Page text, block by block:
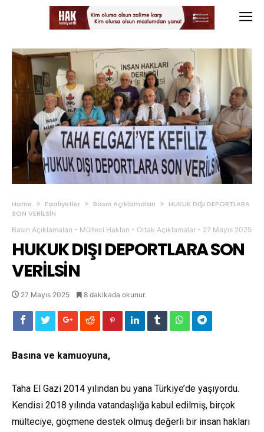
Home Faaliyetler Basın Açıklamaları
HUKUK DIŞI DEPORTLARA
SON VERİLSİN
Basın Açıklamaları - Mülteci Hakları - Ortak Açıklamalar - 27 Mayıs 2025
HUKUK DIŞI DEPORTLARA SON
VERİLSİN
27 Mayıs 2025 8 dakikada okunur.
Basına ve kamuoyuna,
Taha El Gazi 2014 yılından bu yana Türkiye’de yaşıyordu.
Kendisi 2018 yılında vatandaşlığa kabul edilmiş, birçok
mülteciye, göçmene destek olmuş değerli bir insan hakları